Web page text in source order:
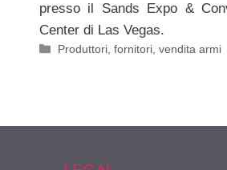
presso il Sands Expo &
Center di Las Vegas.
Categorie
Produttori, fornitori, vendita armi